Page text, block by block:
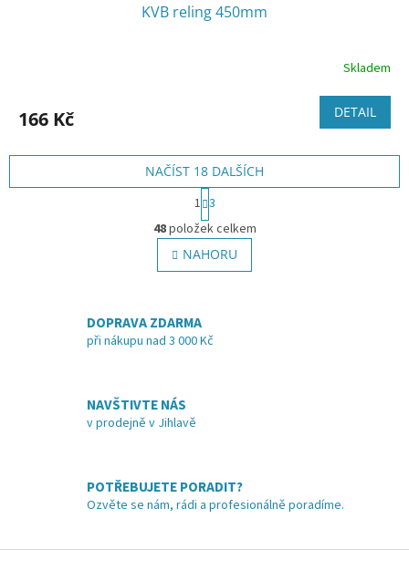
KVB reling 450mm
Skladem
166 Kč DETAIL
O
v
l
á
í
p
i
s
NAČÍST 18 DALŠÍCH
S
t
r
á
n
k
n
í
1 3
48položek celkem
NAHORU
DOPRAVA ZDARMA
při nákupu nad 3 000 Kč
NAVŠTIVTE NÁS
v prodejně v Jihlavě
POTŘEBUJETE PORADIT?
Ozvěte se nám, rádi a profesionálně poradíme.
Z